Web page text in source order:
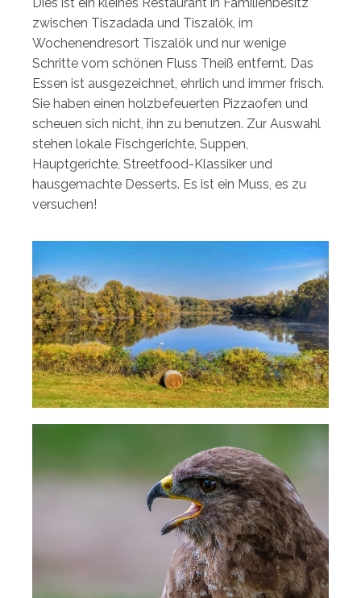
zwischen Tiszadada und Tiszalök, im
Wochenendresort Tiszalök und nur wenige
Schritte vom schönen Fluss Theiß entfernt. Das
Essen ist ausgezeichnet, ehrlich und immer frisch.
Sie haben einen holzbefeuerten Pizzaofen und
scheuen sich nicht, ihn zu benutzen. Zur Auswahl
stehen lokale Fischgerichte, Suppen,
Hauptgerichte, Streetfood-Klassiker und
hausgemachte Desserts. Es ist ein Muss, es zu
versuchen!